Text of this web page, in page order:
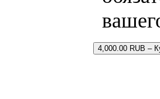
4,000.00 RUB –